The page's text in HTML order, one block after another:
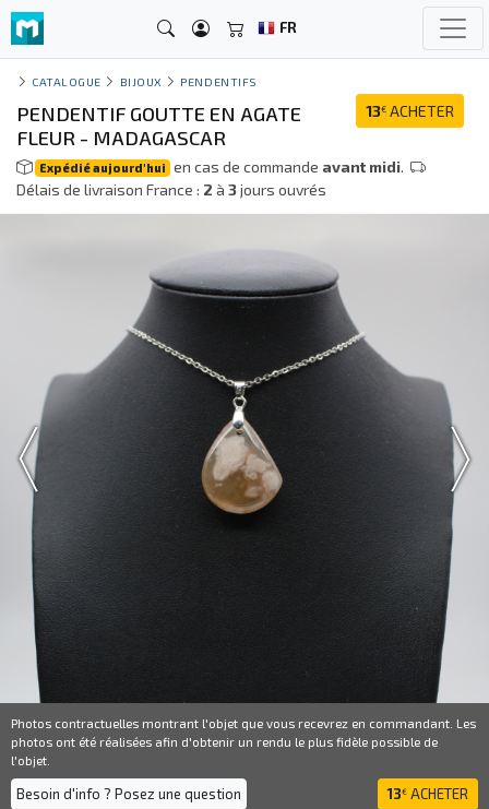
FR
CATALOGUE BIJOUX PENDENTIFS
13€ ACHETER
PENDENTIF GOUTTE EN AGATE
FLEUR - MADAGASCAR
Expédié aujourd'hui en cas de commande avant midi.
Délais de livraison France : 2 à 3jours ouvrés
Photos contractuelles montrant l'objet que vous recevrez en commandant. Les
photos ont été réalisées afin d'obtenir un rendu le plus fidèle possible de
l'objet.
Besoin d'info ? Posez une question 13€ ACHETER